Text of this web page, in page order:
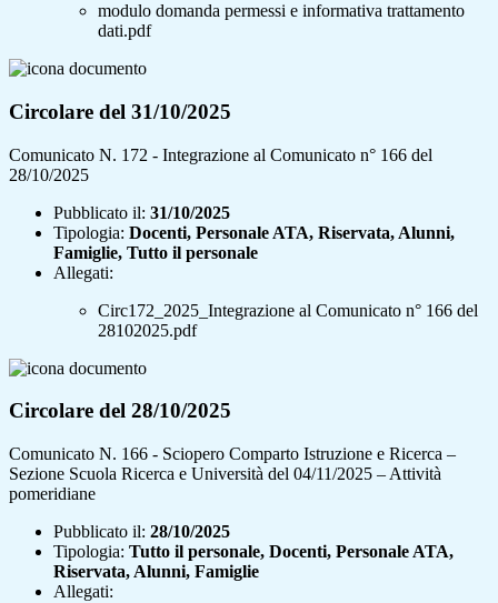
modulo domanda permessi e informativa trattamento
dati.pdf
Circolare del 31/10/2025
Comunicato N. 172 - Integrazione al Comunicato n° 166 del
28/10/2025
Pubblicato il: 31/10/2025
Tipologia: Docenti, Personale ATA, Riservata, Alunni,
Famiglie, Tutto il personale
Allegati:
Circ172_2025_Integrazione al Comunicato n° 166 del
28102025.pdf
Circolare del 28/10/2025
Comunicato N. 166 - Sciopero Comparto Istruzione e Ricerca –
Sezione Scuola Ricerca e Università del 04/11/2025 – Attività
pomeridiane
Pubblicato il: 28/10/2025
Tipologia: Tutto il personale, Docenti, Personale ATA,
Riservata, Alunni, Famiglie
Allegati: